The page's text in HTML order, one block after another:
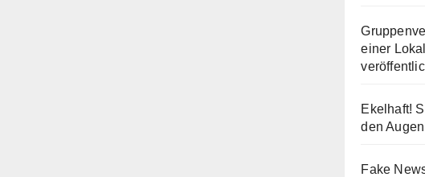
einer
Ekelhaft!
den
Fake